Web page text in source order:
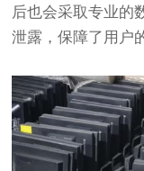
后也会采取专业的
泄露，保障了用户